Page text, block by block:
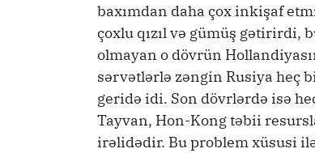
baxımdan daha çox inkişaf
çoxlu qızıl və gümüş gətirirdi,
olmayan o dövrün
sərvətlərlə zəngin Rusiya heç
geridə idi. Son dövrlərdə isə
Tayvan, Hon-Kong təbii
irəlidədir. Bu problem xüsusi